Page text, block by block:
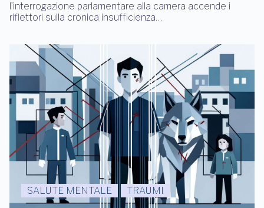
l’interrogazione parlamentare alla camera accende i
riflettori sulla cronica insufficienza…
SALUTE MENTALE TRAUMI